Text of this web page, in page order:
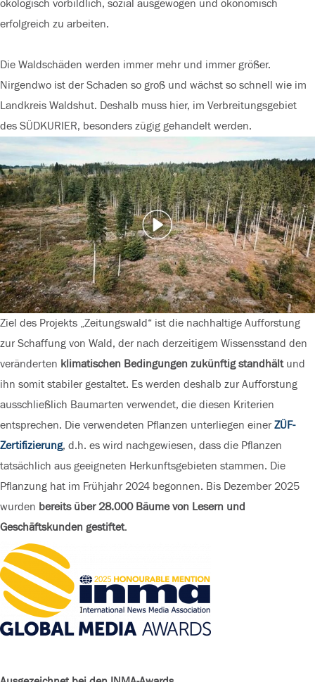
ökologisch vorbildlich, sozial ausgewogen und ökonomisch
erfolgreich zu arbeiten.
Die Waldschäden werden immer mehr und immer größer.
Nirgendwo ist der Schaden so groß und wächst so schnell wie im
Landkreis Waldshut. Deshalb muss hier, im Verbreitungsgebiet
des SÜDKURIER, besonders zügig gehandelt werden.
Ziel des Projekts „Zeitungswald“ ist die nachhaltige Aufforstung
zur Schaffung von Wald, der nach derzeitigem Wissensstand den
veränderten klimatischen Bedingungen zukünftig standhält und
ihn somit stabiler gestaltet. Es werden deshalb zur Aufforstung
ausschließlich Baumarten verwendet, die diesen Kriterien
entsprechen. Die verwendeten Pflanzen unterliegen einer ZÜF-
Zertifizierung, d.h. es wird nachgewiesen, dass die Pflanzen
tatsächlich aus geeigneten Herkunftsgebieten stammen. Die
Pflanzung hat im Frühjahr 2024 begonnen. Bis Dezember 2025
wurden bereits über 28.000 Bäume von Lesern und
Geschäftskunden gestiftet.